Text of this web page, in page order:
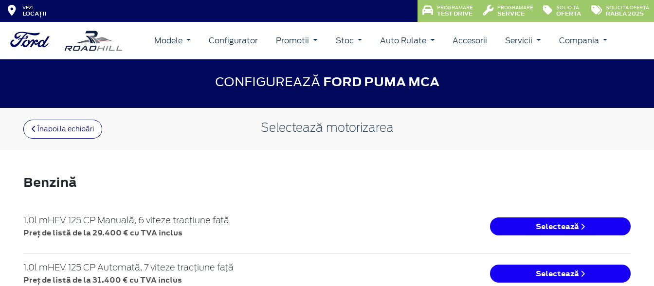
VEZI
LOCAȚII
PROGRAMARE
TEST DRIVE
PROGRAMARE
SERVICE
SOLICITA
OFERTA
SOLICITA OFERTA
RABLA 2025
Modele Configurator Promotii Stoc Auto Rulate Accesorii Servicii Compania
CONFIGUREAZĂ FORD PUMA MCA
Înapoi la echipări Selectează motorizarea
Benzină
1.0l mHEV 125 CP Manuală, 6 viteze tracțiune față
Preț de listă de la 29.400 € cu TVA inclus
Selectează
1.0l mHEV 125 CP Automată, 7 viteze tracțiune față
Preț de listă de la 31.400 € cu TVA inclus
Selectează